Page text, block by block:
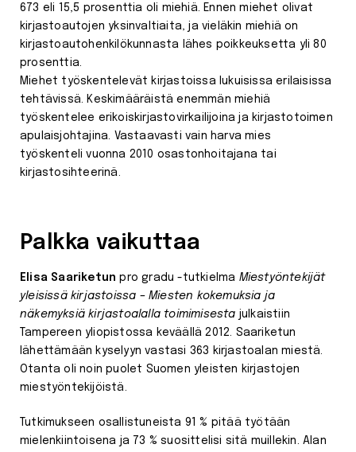
673 eli 15,5 prosenttia oli miehiä. Ennen miehet olivat
kirjastoautojen yksinvaltiaita, ja vieläkin miehiä on
kirjastoautohenkilökunnasta lähes poikkeuksetta yli 80
prosenttia.
Miehet työskentelevät kirjastoissa lukuisissa erilaisissa
tehtävissä. Keskimääräistä enemmän miehiä
työskentelee erikoiskirjastovirkailijoina ja kirjastotoimen
apulaisjohtajina. Vastaavasti vain harva mies
työskenteli vuonna 2010 osastonhoitajana tai
kirjastosihteerinä.
Palkka vaikuttaa
Elisa Saariketun pro gradu -tutkielma Miestyöntekijät
yleisissä kirjastoissa – Miesten kokemuksia ja
näkemyksiä kirjastoalalla toimimisesta julkaistiin
Tampereen yliopistossa keväällä 2012. Saariketun
lähettämään kyselyyn vastasi 363 kirjastoalan miestä.
Otanta oli noin puolet Suomen yleisten kirjastojen
miestyöntekijöistä.
Tutkimukseen osallistuneista 91 % pitää työtään
mielenkiintoisena ja 73 % suosittelisi sitä muillekin. Alan